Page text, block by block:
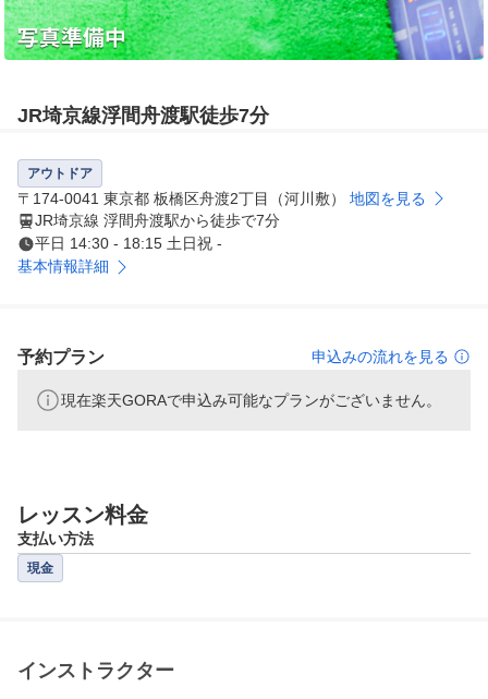
JR埼京線浮間舟渡駅徒歩7分
アウトドア
〒174-0041 東京都 板橋区舟渡2丁目（河川敷） 地図を見る
JR埼京線 浮間舟渡駅から徒歩で7分
平日 14:30 - 18:15 土日祝 -
基本情報詳細
予約プラン 申込みの流れを見る
現在楽天GORAで申込み可能なプランがございません。
レッスン料金
支払い方法
現金
インストラクター